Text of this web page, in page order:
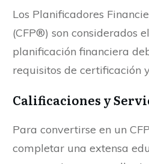
Los Planificadores
(CFP®) son considerados
planificación financiera
requisitos de certificación
Calificaciones y
Para convertirse en un
completar una extensa